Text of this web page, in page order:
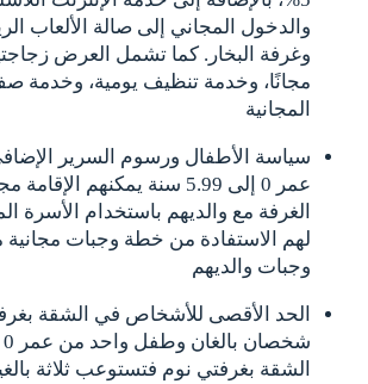
والدخول المجاني إلى صالة الألعاب
وغرفة البخار. كما تشمل العرض
مجانًا، وخدمة تنظيف يومية، وخدمة
المجانية
سياسة الأطفال ورسوم السرير
عمر 0 إلى 5.99 سنة يمكنهم
الغرفة مع والديهم باستخدام الأسرة
لهم الاستفادة من خطة وجبات مجانية
وجبات والديهم
الحد الأقصى للأشخاص في الشقة
الشقة بغرفتي نوم فتستوعب ثلاثة